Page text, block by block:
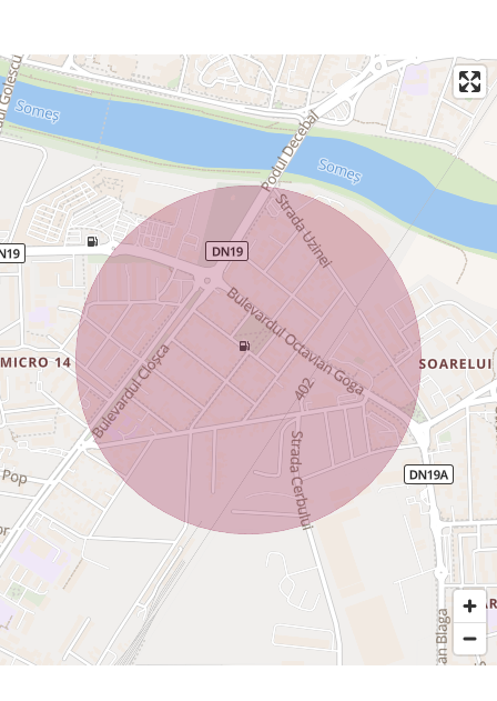
Facilități zonă și localizare:
Parcare: Loc de parcare disponibil în imediata vecinătate a
blocului.
Ideal pentru copii: Parc de joacă amenajat fix în fața blocului
și școală situată la doar câteva minute distanță.
Shopping și supermarketuri: Zonă excelent deservită
comercial – diverse magazine de cartier la dispoziție și un
hipermarket Kaufland nou care urmează să se deschidă în
apropiere.
Accesibilitate auto: Pozitionare strategică, cu acces rapid
către podul Transilvania și ieșirea din oraș, facilitând astfel
evitarea aglomerației.
Www.brasadas.com.